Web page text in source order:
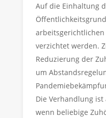
Auf die Einhaltung
verzichtet werden.
Reduzierung der
um
Die Verhandlung
wenn beliebige